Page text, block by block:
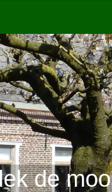
de